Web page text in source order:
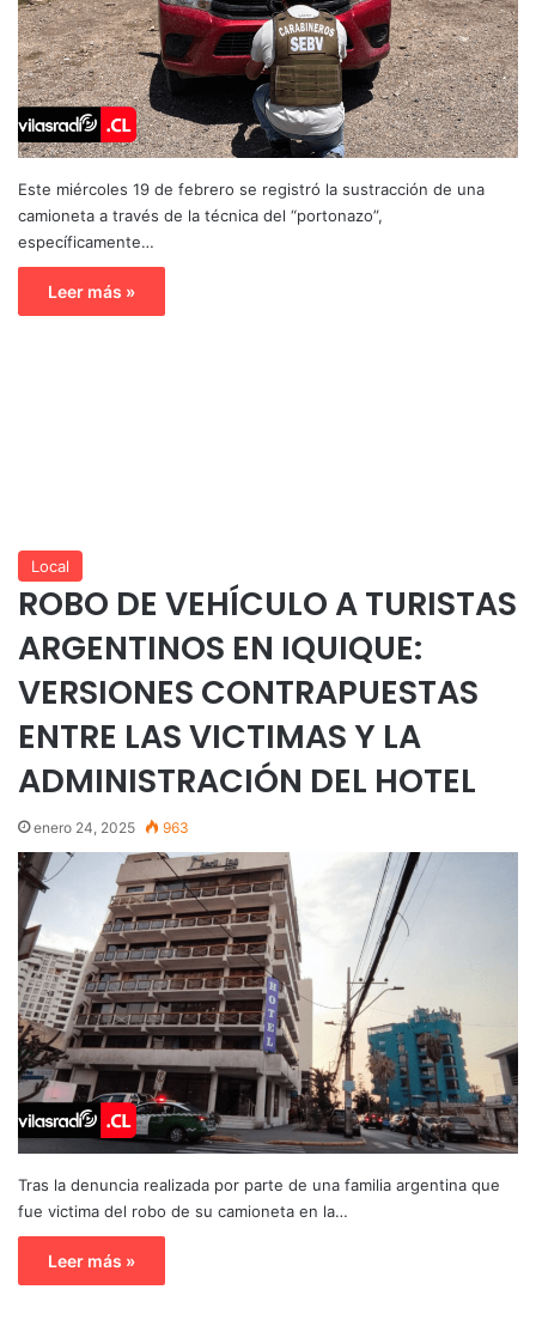
Este miércoles 19 de febrero se registró la sustracción de una
camioneta a través de la técnica del “portonazo”,
específicamente…
Leer más »
Local
ROBO DE VEHÍCULO A TURISTAS
ARGENTINOS EN IQUIQUE:
VERSIONES CONTRAPUESTAS
ENTRE LAS VICTIMAS Y LA
ADMINISTRACIÓN DEL HOTEL
enero 24, 2025 963
Tras la denuncia realizada por parte de una familia argentina que
fue victima del robo de su camioneta en la…
Leer más »